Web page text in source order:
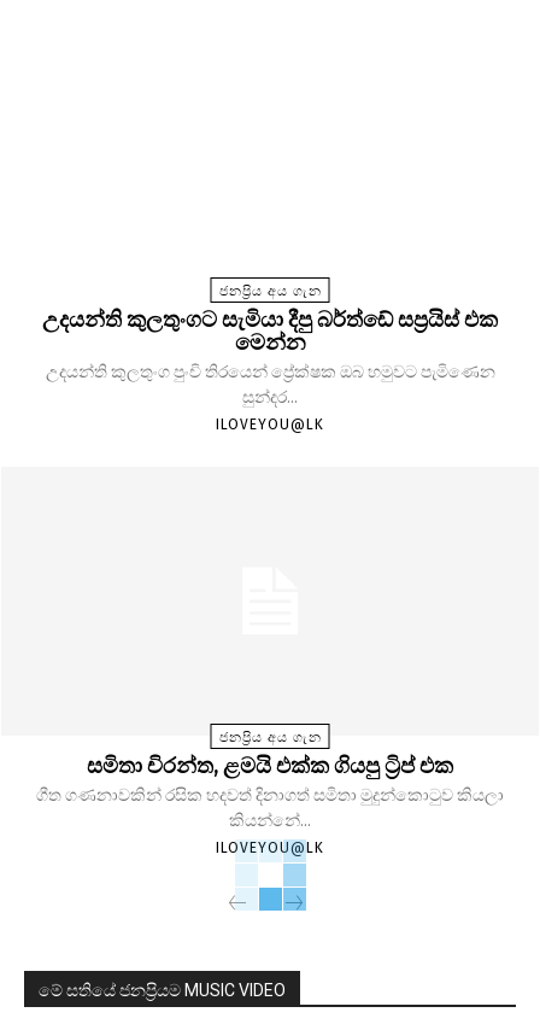
ජනප්‍රිය අය ගැන
උදයන්ති කුලතුංගට සැමියා දීපු බර්ත්ඩේ සප්‍රයිස් එක
මෙන්න
උදයන්ති කුලතුංග පුංචි තිරයෙන් ප්‍රේක්ෂක ඔබ හමුවට පැමිණෙන
සුන්දර...
ILOVEYOU@LK
ජනප්‍රිය අය ගැන
සමිතා චිරන්ත, ළමයි එක්ක ගියපු ට්‍රිප් එක
ගීත ගණනාවකින් රසික හදවත් දිනාගත් සමිතා මුදුන්කොටුව කියලා
කියන්නේ...
ILOVEYOU@LK
මේ සතියේ ජනප්‍රියම MUSIC VIDEO